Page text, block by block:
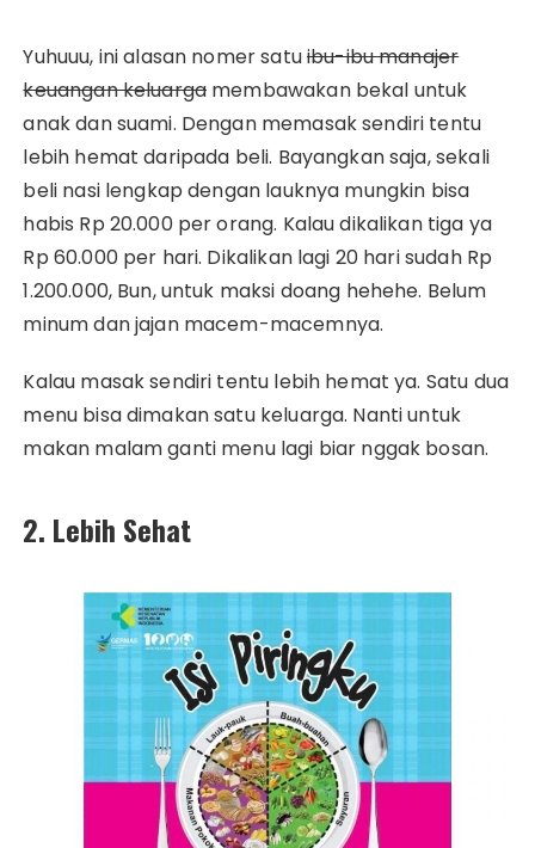
Yuhuuu, ini alasan nomer satuibu-ibu manajer
keuangan keluarga membawakan bekal untuk
anak dan suami. Dengan memasak sendiri tentu
lebih hemat daripada beli. Bayangkan saja, sekali
beli nasi lengkap dengan lauknya mungkin bisa
habis Rp 20.000 per orang. Kalau dikalikan tiga ya
Rp 60.000 per hari. Dikalikan lagi 20 hari sudah Rp
1.200.000, Bun, untuk maksi doang hehehe. Belum
minum dan jajan macem-macemnya.
Kalau masak sendiri tentu lebih hemat ya. Satu dua
menu bisa dimakan satu keluarga. Nanti untuk
makan malam ganti menu lagi biar nggak bosan.
2. Lebih Sehat